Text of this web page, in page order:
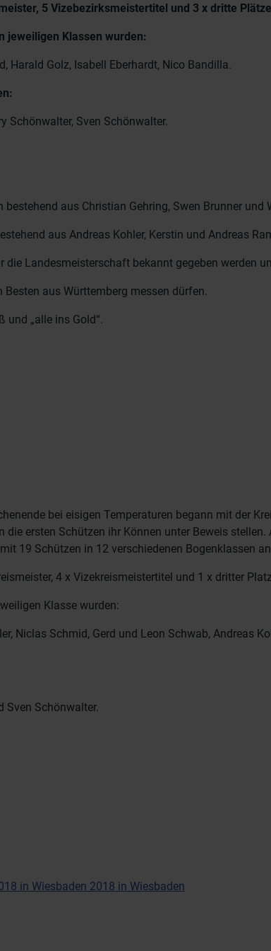
5 Vizebezirksmeistertitel und 3 x dritte
jeweiligen Klassen wurden:
Harald Golz, Isabell Eberhardt, Nico Bandilla.
Schönwalter, Sven Schönwalter.
aus Christian Gehring, Swen Brunner
aus Andreas Kohler, Kerstin und Andreas
Landesmeisterschaft bekannt gegeben werden
aus Württemberg messen dürfen.
und „alle ins Gold“.
bei eisigen Temperaturen begann mit der
die ersten Schützen ihr Können unter Beweis
19 Schützen in 12 verschiedenen Bogenklassen
4 x Vizekreismeistertitel und 1 x dritter
Klasse wurden:
Niclas Schmid, Gerd und Leon Schwab, Andreas
Sven Schönwalter.
in Wiesbaden 2018 in Wiesbaden